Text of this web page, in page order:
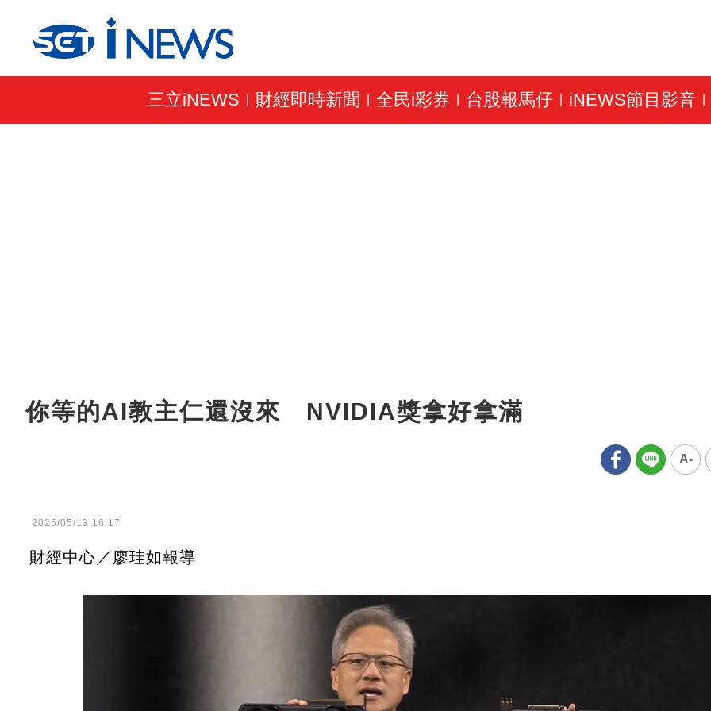
三立iNEWS 財經即時新聞 全民i彩券 台股報馬仔| iNEWS節目影音
你等的AI教主仁還沒來 NVIDIA獎拿好拿滿
A-
2025/05/13 16:17
財經中心／廖珪如報導